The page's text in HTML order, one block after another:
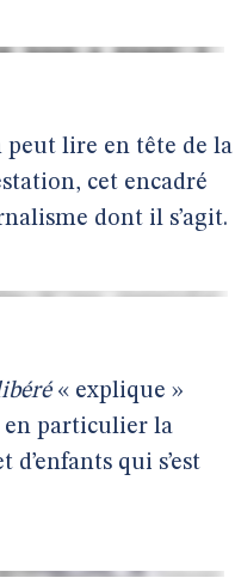
peut lire en tête de la
cet encadré
dont il s’agit.
« explique »
en particulier la
qui s’est